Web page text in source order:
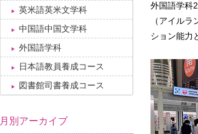
外国語学科
（アイル
ション能力
英米語英米文学科
中国語中国文学科
外国語学科
日本語教員養成コース
図書館司書養成コース
月別アーカイブ